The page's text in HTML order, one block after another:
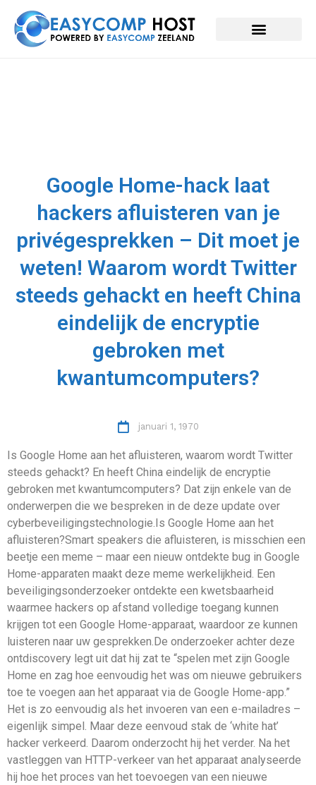
Google Home-hack laat
hackers afluisteren van je
privégesprekken – Dit moet je
weten! Waarom wordt Twitter
steeds gehackt en heeft China
eindelijk de encryptie
gebroken met
kwantumcomputers?
januari 1, 1970
Is Google Home aan het afluisteren, waarom wordt Twitter
steeds gehackt? En heeft China eindelijk de encryptie
gebroken met kwantumcomputers? Dat zijn enkele van de
onderwerpen die we bespreken in de deze update over
cyberbeveiligingstechnologie.Is Google Home aan het
afluisteren?Smart speakers die afluisteren, is misschien een
beetje een meme – maar een nieuw ontdekte bug in Google
Home-apparaten maakt deze meme werkelijkheid. Een
beveiligingsonderzoeker ontdekte een kwetsbaarheid
waarmee hackers op afstand volledige toegang kunnen
krijgen tot een Google Home-apparaat, waardoor ze kunnen
luisteren naar uw gesprekken.De onderzoeker achter deze
ontdiscovery legt uit dat hij zat te “spelen met zijn Google
Home en zag hoe eenvoudig het was om nieuwe gebruikers
toe te voegen aan het apparaat via de Google Home-app.”
Het is zo eenvoudig als het invoeren van een e-mailadres –
eigenlijk simpel. Maar deze eenvoud stak de ‘white hat’
hacker verkeerd. Daarom onderzocht hij het verder. Na het
vastleggen van HTTP-verkeer van het apparaat analyseerde
hij hoe het proces van het toevoegen van een nieuwe